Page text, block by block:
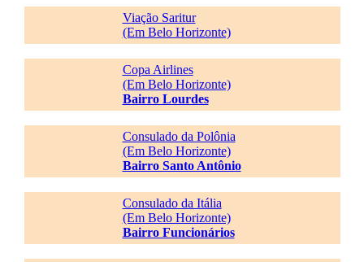
Viação Saritur
(Em Belo Horizonte)
Copa Airlines
(Em Belo Horizonte)
Bairro Lourdes
Consulado da Polônia
(Em Belo Horizonte)
Bairro Santo Antônio
Consulado da Itália
(Em Belo Horizonte)
Bairro Funcionários